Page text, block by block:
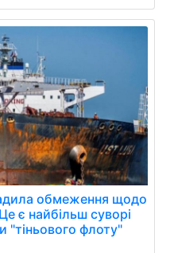
обмеження щодо
є найбільш суворі
"тіньового флоту"